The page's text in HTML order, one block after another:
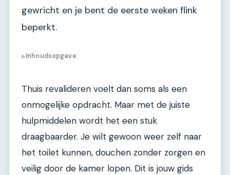
gewricht en je bent de eerste weken flink
beperkt.
▶Inhoudsopgave
Thuis revalideren voelt dan soms als een
onmogelijke opdracht. Maar met de juiste
hulpmiddelen wordt het een stuk
draagbaarder. Je wilt gewoon weer zelf naar
het toilet kunnen, douchen zonder zorgen en
veilig door de kamer lopen. Dit is jouw gids